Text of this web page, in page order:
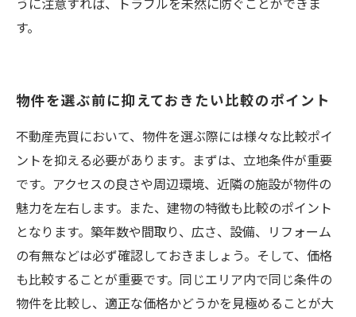
うに注意すれば、トラブルを未然に防ぐことができま
す。
物件を選ぶ前に抑えておきたい比較のポイント
不動産売買において、物件を選ぶ際には様々な比較ポイ
ントを抑える必要があります。まずは、立地条件が重要
です。アクセスの良さや周辺環境、近隣の施設が物件の
魅力を左右します。また、建物の特徴も比較のポイント
となります。築年数や間取り、広さ、設備、リフォーム
の有無などは必ず確認しておきましょう。そして、価格
も比較することが重要です。同じエリア内で同じ条件の
物件を比較し、適正な価格かどうかを見極めることが大